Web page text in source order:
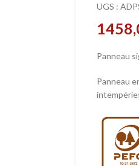
UGS :
Panneau
Panneau